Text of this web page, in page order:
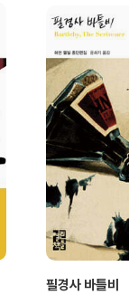
필경사 바틀비